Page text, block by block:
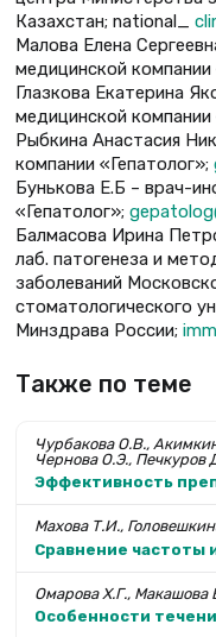
Казахстан; national_
Малова Елена
медицинской компании
Глазкова Екатерина
медицинской компании
Рыбкина Анастасия
компании «Гепатолог»;
Бунькова Е.Б – врач-
«Гепатолог»;
Балмасова Ирина
лаб. патогенеза и
заболеваний
стоматологического
Минздрава России;
Также по теме
Чурбакова О.В.,
Чернова О.Э., Печкуров
Эффективность
Махова Т.И.,
Сравнение частоты
Омарова Х.Г.,
Особенности